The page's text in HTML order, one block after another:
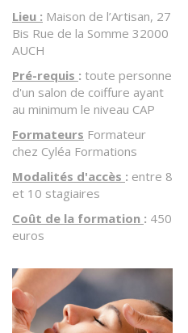
Lieu : Maison de l’Artisan, 27
Bis Rue de la Somme 32000
AUCH
Pré-requis : toute personne
d'un salon de coiffure ayant
au minimum le niveau CAP
Formateurs Formateur
chez Cyléa Formations
Modalités d'accès : entre 8
et 10 stagiaires
Coût de la formation : 450
euros